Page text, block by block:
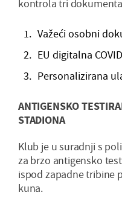
kontrola tri
Važeći osobni
EU digitalna
Personalizirana
ANTIGENSKO
STADIONA
Klub je u suradnji s
za brzo antigensko
ispod zapadne tribine
kuna.